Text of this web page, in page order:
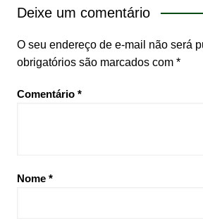
Deixe um comentário
O seu endereço de e-mail não será
obrigatórios são marcados com *
Comentário *
Nome *